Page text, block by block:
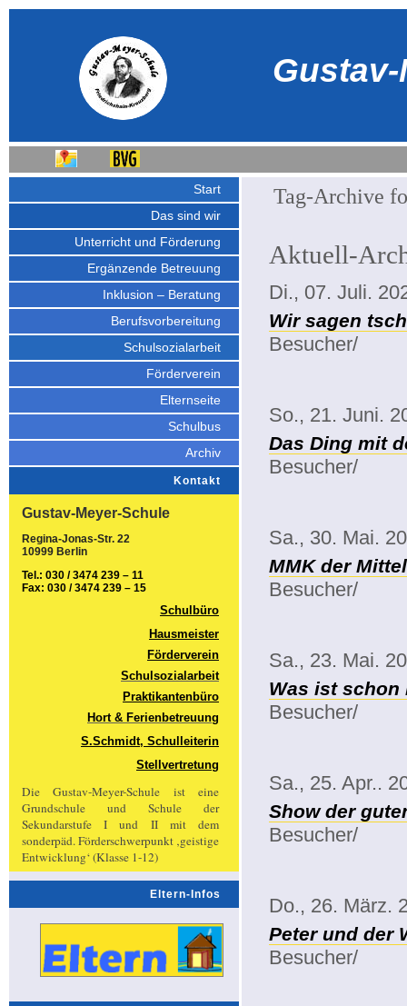
Start
Das sind wir
Unterricht und Förderung
Ergänzende Betreuung
Inklusion – Beratung
Berufsvorbereitung
Schulsozialarbeit
Förderverein
Elternseite
Schulbus
Archiv
Kontakt
Gustav-Meyer-Schule
Regina-Jonas-Str. 22
10999 Berlin
Tel.: 030 / 3474 239 – 11
Fax: 030 / 3474 239 – 15
Schulbüro
Hausmeister
Förderverein
Schulsozialarbeit
Praktikantenbüro
Hort & Ferienbetreuung
S.Schmidt, Schulleiterin
Stellvertretung
Die Gustav-Meyer-Schule ist eine
Grundschule und Schule der
Sekundarstufe I und II mit dem
sonderpäd. Förderschwerpunkt ‚geistige
Entwicklung‘ (Klasse 1-12)
Eltern-Infos
Tag-Archive
Aktuell-
Di., 07. Juli.
Wir sagen
Besucher/
So., 21. Juni.
Das Ding mit
Besucher/
Sa., 30. Mai.
MMK der
Besucher/
Sa., 23. Mai.
Was ist schon
Besucher/
Sa., 25. Apr..
Show der
Besucher/
Do., 26. März.
Peter und der
Besucher/